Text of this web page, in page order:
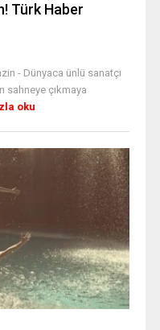
Türk Haber
- Dünyaca ünlü sanatçı
sahneye çıkmaya
oku